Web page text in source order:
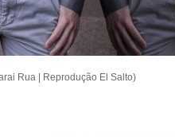
Rua | Reprodução El Salto)